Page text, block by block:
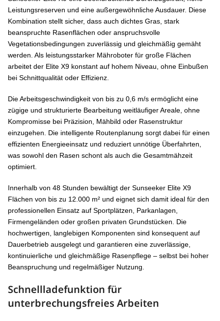
Leistungsreserven und eine außergewöhnliche Ausdauer. Diese
Kombination stellt sicher, dass auch dichtes Gras, stark
beanspruchte Rasenflächen oder anspruchsvolle
Vegetationsbedingungen zuverlässig und gleichmäßig gemäht
werden. Als leistungsstarker Mähroboter für große Flächen
arbeitet der Elite X9 konstant auf hohem Niveau, ohne Einbußen
bei Schnittqualität oder Effizienz.
Die Arbeitsgeschwindigkeit von bis zu 0,6 m/s ermöglicht eine
zügige und strukturierte Bearbeitung weitläufiger Areale, ohne
Kompromisse bei Präzision, Mähbild oder Rasenstruktur
einzugehen. Die intelligente Routenplanung sorgt dabei für einen
effizienten Energieeinsatz und reduziert unnötige Überfahrten,
was sowohl den Rasen schont als auch die Gesamtmähzeit
optimiert.
Innerhalb von 48 Stunden bewältigt der Sunseeker Elite X9
Flächen von bis zu 12.000 m² und eignet sich damit ideal für den
professionellen Einsatz auf Sportplätzen, Parkanlagen,
Firmengeländen oder großen privaten Grundstücken. Die
hochwertigen, langlebigen Komponenten sind konsequent auf
Dauerbetrieb ausgelegt und garantieren eine zuverlässige,
kontinuierliche und gleichmäßige Rasenpflege – selbst bei hoher
Beanspruchung und regelmäßiger Nutzung.
Schnellladefunktion für
unterbrechungsfreies Arbeiten